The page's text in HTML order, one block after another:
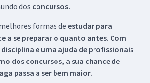
dos concursos.
formas de estudar para
a se preparar o quanto antes. Com
e uma ajuda de profissionais
dos concursos, a sua chance de
passa a ser bem maior.